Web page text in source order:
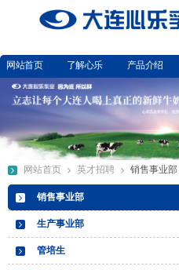
网站首页
了解心乐 产品介绍
网站首页 英才招聘 销售事业部
销售事业部
生产事业部
管培生